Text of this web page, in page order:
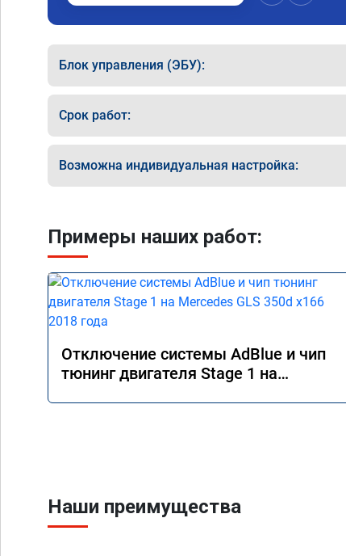
Блок управления (ЭБУ):
Срок работ:
Возможна индивидуальная настройка:
Примеры наших работ:
Отключение системы AdBlue и чип
тюнинг двигателя Stage 1 на
Наши преимущества